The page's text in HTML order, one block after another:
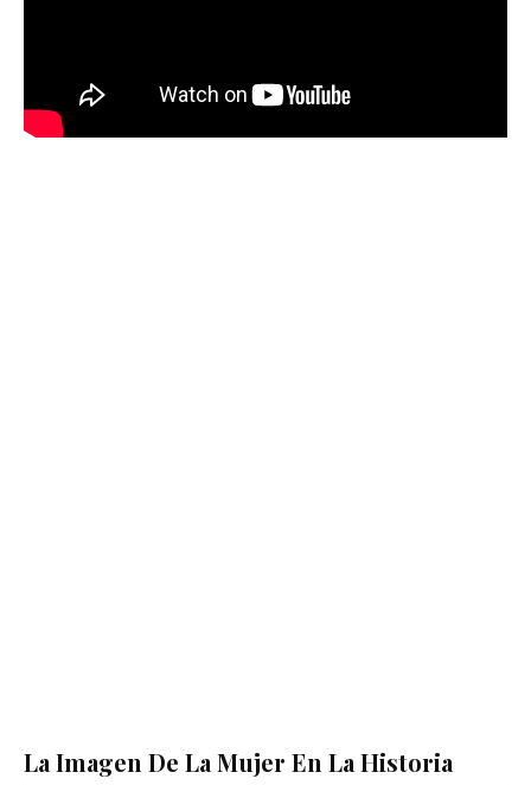
La Imagen De La Mujer En La Historia